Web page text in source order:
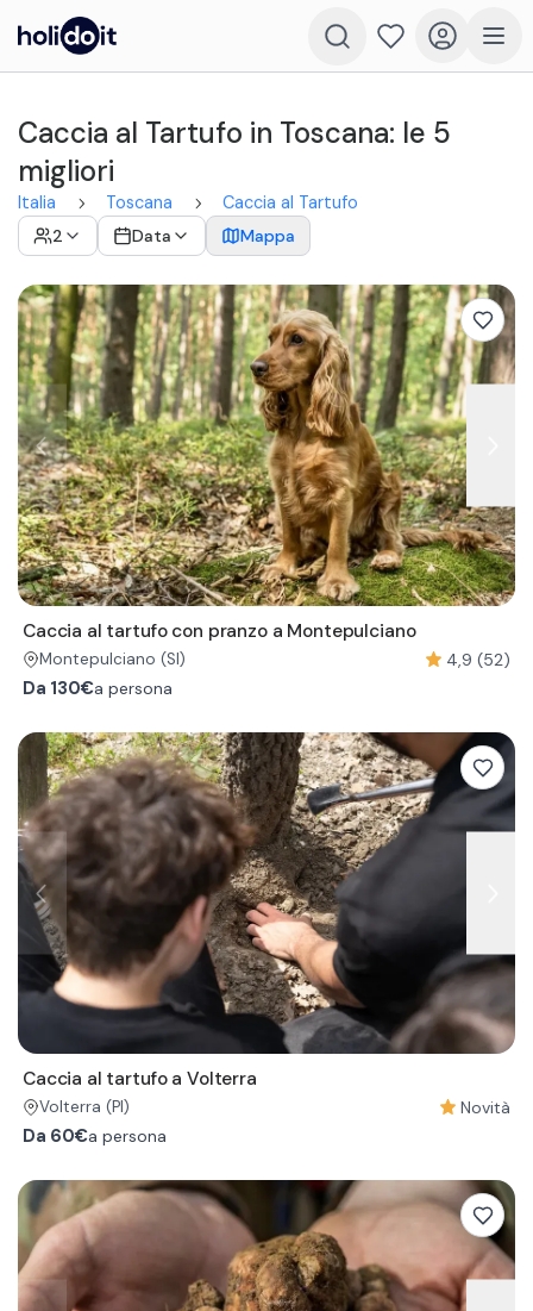
Caccia al Tartufo in Toscana: le 5
migliori
Italia Toscana
Caccia al Tartufo
2
Data Mappa
Caccia al tartufo con pranzo a Montepulciano
Montepulciano (SI)
4,9 (52)
Da 130€a persona
Caccia al tartufo a Volterra
Volterra (PI)
Novità
Da 60€a persona